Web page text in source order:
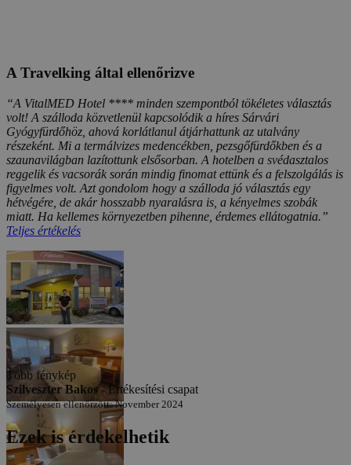
Az értékelés létrehozva: 17. 9. 2024
minden SUPER szép szálloda , jó ételek , nagyszerű úszás Bónusz -
lehet beszélni csehül
10/10
(weiner V. -
Cseh)
Az értékelés létrehozva: 9. 6. 2024
Automatikus fordítás (Eredeti megjelenítése)
Rendkívül elégedettek voltunk.
9/10
(Petr D. -
Cseh)
Az értékelés létrehozva: 9. 5. 2024
Sajnos a szobánk a szomszédos szállodára nézett, és éjszaka nagyon
zavart minket a légkondicionálók zúgása ebből a szállodából,
egyébként minden rendben volt.
10/10
(Jaroslav M. -
Cseh)
Az értékelés létrehozva: 2. 5. 2024
Automatikus fordítás (Eredeti megjelenítése
Minden rendben volt. A személyzet tökéletes volt, az ételek is. Egy
kirándulás mindenképpen Sopronba, jó megállni a Neszidei tónál.
9/10
(eva D. -
Cseh)
Az értékelés létrehozva: 14. 3. 2024
Automatikus fordítás (Eredeti megjelenítése
A személyzet nagyon kedves és segítőkész, szerettük volna, hogy
cseh fordítások a szobákban, a fő információk németül és angolul,